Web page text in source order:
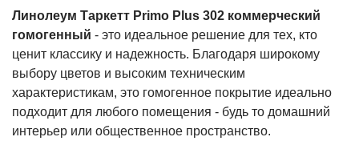
Линолеум Таркетт Primo Plus 302 коммерческий
гомогенный - это идеальное решение для тех, кто
ценит классику и надежность. Благодаря широкому
выбору цветов и высоким техническим
характеристикам, это гомогенное покрытие идеально
подходит для любого помещения - будь то домашний
интерьер или общественное пространство.